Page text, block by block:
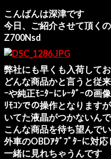
こんばんは深津です
今日、ご紹介させて頂く
Z700Nsd
弊社にも早くも入荷して
どんな商品かと言うと従
ｰや純正ﾓﾆﾀｰにﾚｰﾀﾞｰの画
ﾘﾓｺﾝでの操作となります
いてた液晶がつかないん
こんな商品を待ち望んで
外車のOBDｱﾀﾞﾌﾟﾀｰに対
一緒に見れちゃうんです